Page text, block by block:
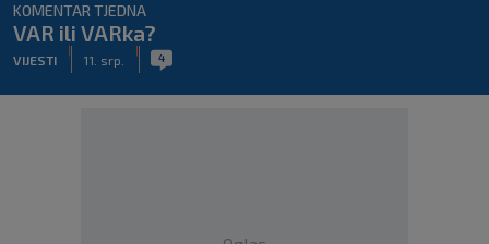
KOMENTAR TJEDNA
VAR ili VARka?
VIJESTI 11. srp. 4